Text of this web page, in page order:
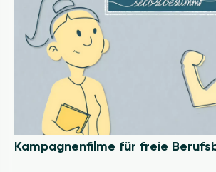
Kampagnenfilme für freie